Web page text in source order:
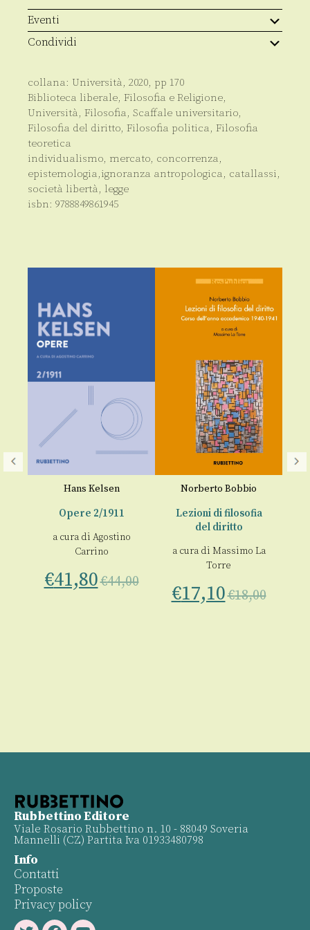
e
la
libertà
individuale
Eventi
Condividi
collana: Università, 2020, pp 170
Biblioteca liberale, Filosofia e Religione,
Università, Filosofia, Scaffale universitario,
Filosofia del diritto, Filosofia politica, Filosofia
teoretica
individualismo, mercato, concorrenza,
epistemologia,ignoranza antropologica, catallassi,
società libertà, legge
isbn: 9788849861945
Hans Kelsen
Opere 2/1911
a cura di Agostino
Carrino
€41,80€44,00
Norberto Bobbio
Lezioni di filosofia
del diritto
a cura di Massimo La
Torre
€17,10€18,00
Rubbettino Editore
Viale Rosario Rubbettino n. 10 - 88049 Soveria
Mannelli (CZ) Partita Iva 01933480798
Info
Contatti
Proposte
Privacy policy